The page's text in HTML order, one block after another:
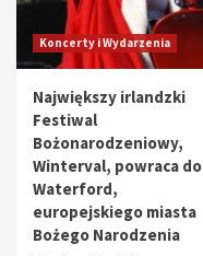
Koncerty i Wydarzenia
Największy irlandzki
Festiwal
Bożonarodzeniowy,
Winterval, powraca do
Waterford,
europejskiego miasta
Bożego Narodzenia